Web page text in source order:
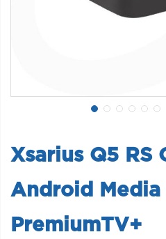
Xsarius Q5 RS
Android Media
PremiumTV+